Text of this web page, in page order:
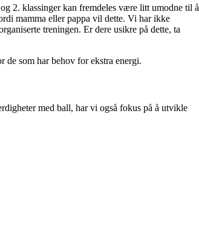
2. klassinger kan fremdeles være litt umodne til å
mamma eller pappa vil dette. Vi har ikke
treningen. Er dere usikre på dette, ta
de som har behov for ekstra energi.
med ball, har vi også fokus på å utvikle